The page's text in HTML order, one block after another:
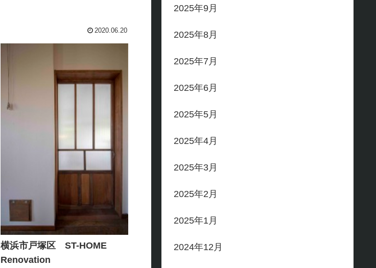
2020.06.20
横浜市戸塚区 ST-HOME
Renovation
2025年9月
2025年8月
2025年7月
2025年6月
2025年5月
2025年4月
2025年3月
2025年2月
2025年1月
2024年12月